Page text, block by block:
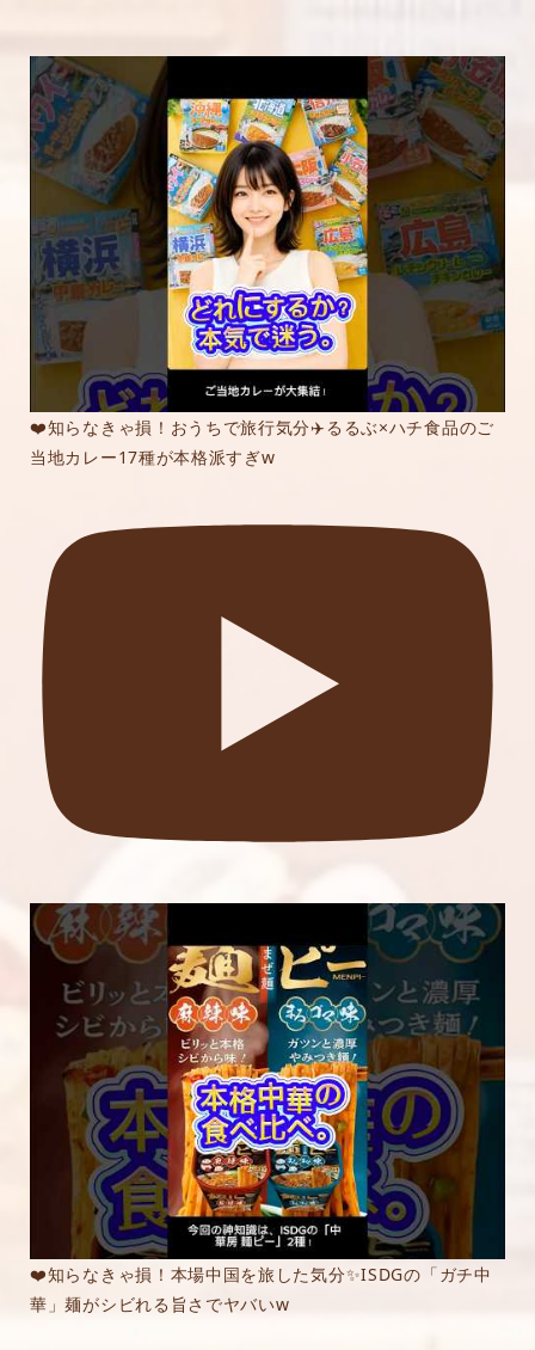
❤️知らなきゃ損！おうちで旅行気分✈️るるぶ×ハチ食品のご
当地カレー17種が本格派すぎw
❤️知らなきゃ損！本場中国を旅した気分✨ISDGの「ガチ中
華」麺がシビれる旨さでヤバいw